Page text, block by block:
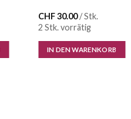
CHF30.00/ Stk.
2 Stk. vorrätig
IN DEN WARENKORB